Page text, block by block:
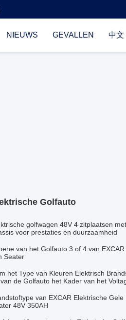
NIEUWS GEVALLEN 中文
Golfauto
golfwagen 48V 4 zitplaatsen
voor prestaties en duurzaamheid
van het Golfauto 3 of 4 van
Seater
het Type van Kleuren Elektrisch
de Golfauto het Kader van het
van EXCAR Elektrische
48V 350AH